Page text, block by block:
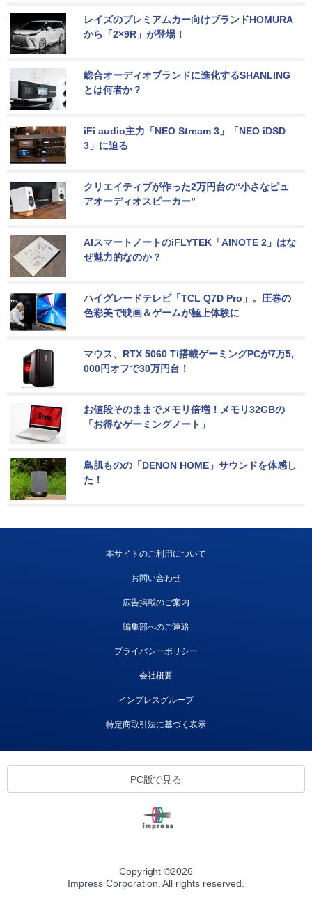
レイズのプレミアムカー向けブランドHOMURA
から「2×9R」が登場！
総合オーディオブランドに進化するSHANLING
とは何者か？
iFi audio主力「NEO Stream 3」「NEO iDSD
3」に迫る
クリエイティブが作った2万円台の“小さなピュ
アオーディオスピーカー”
AIスマートノートのiFLYTEK「AINOTE 2」はな
ぜ魅力的なのか？
ハイグレードテレビ「TCL Q7D Pro」。圧巻の
色彩美で映画＆ゲームが極上体験に
マウス、RTX 5060 Ti搭載ゲーミングPCが7万5,
000円オフで30万円台！
お値段そのままでメモリ倍増！メモリ32GBの
「お得なゲーミングノート」
鳥肌ものの「DENON HOME」サウンドを体感し
た！
本サイトのご利用について
お問い合わせ
広告掲載のご案内
編集部へのご連絡
プライバシーポリシー
会社概要
インプレスグループ
特定商取引法に基づく表示
PC版で見る
Copyright ©2026
Impress Corporation. All rights reserved.